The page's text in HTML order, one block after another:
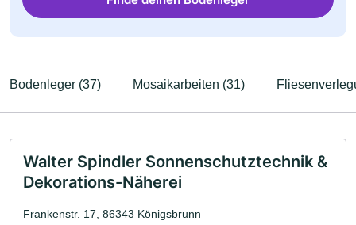
Bodenleger (37) Mosaikarbeiten (31)
Walter Spindler Sonnenschutztechnik &
Dekorations-Näherei
Frankenstr. 17, 86343 Königsbrunn